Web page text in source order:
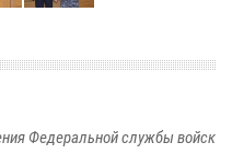
Федеральной службы войск